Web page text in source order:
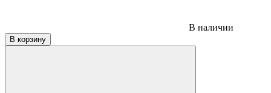
В наличии
В корзину